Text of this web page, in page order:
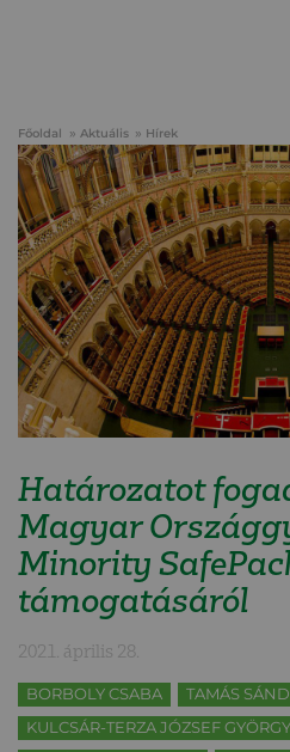
Főoldal Aktuális Hírek
Határozatot
Magyar
Minority
támogatásáról
2021. április 28.
BORBOLY CSABA TAMÁS
KULCSÁR-TERZA JÓZSEF GYÖRGY